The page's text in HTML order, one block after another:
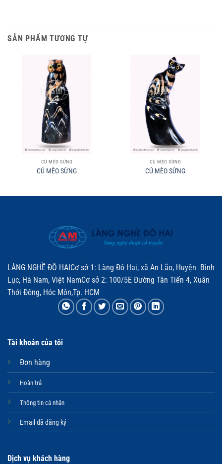
SẢN PHẨM TƯƠNG TỰ
CÚ MÈO SỪNG
CÚ MÈO SỪNG
CÚ MÈO SỪNG
CÚ MÈO SỪNG
LÀNG NGHỀ ĐÔ HAICơ sở 1: Làng Đô Hai, xã An Lão, Huyện Bình
Lục, Hà Nam, Việt NamCơ sở 2: 100/5E Đường Tân Tiến 4, Xuân
Thới Đông, Hóc Môn,Tp. HCM
Tài khoản của tôi
Đơn hàng
Hoàn trả
Thông tin cá nhân
Email đã đăng ký
Dịch vụ khách hàng